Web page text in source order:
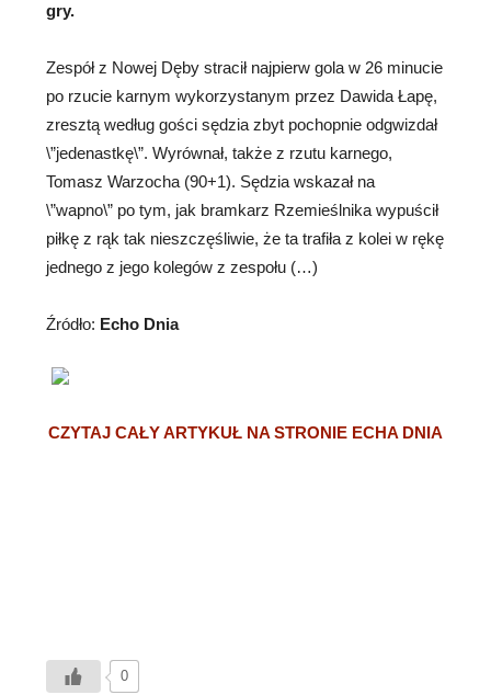
gry.
Zespół z Nowej Dęby stracił najpierw gola w 26 minucie
po rzucie karnym wykorzystanym przez Dawida Łapę,
zresztą według gości sędzia zbyt pochopnie odgwizdał
\”jedenastkę\”. Wyrównał, także z rzutu karnego,
Tomasz Warzocha (90+1). Sędzia wskazał na
\”wapno\” po tym, jak bramkarz Rzemieślnika wypuścił
piłkę z rąk tak nieszczęśliwie, że ta trafiła z kolei w rękę
jednego z jego kolegów z zespołu (…)
Źródło: Echo Dnia
CZYTAJ CAŁY ARTYKUŁ NA STRONIE ECHA DNIA
0